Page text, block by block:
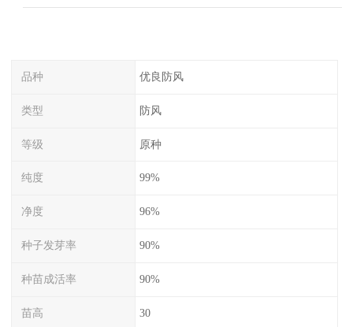
品种 优良防风
类型 防风
等级 原种
纯度 99%
净度 96%
种子发芽率 90%
种苗成活率 90%
苗高 30